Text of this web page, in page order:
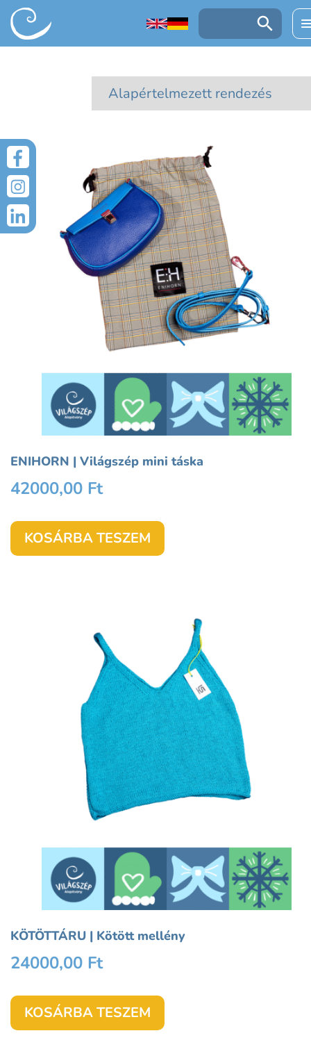
UGRÁS A TARTALOMRA Keresés:
ENIHORN | Világszép mini táska
42000,00 Ft
KOSÁRBA TESZEM
KÖTÖTTÁRU | Kötött mellény
24000,00 Ft
KOSÁRBA TESZEM